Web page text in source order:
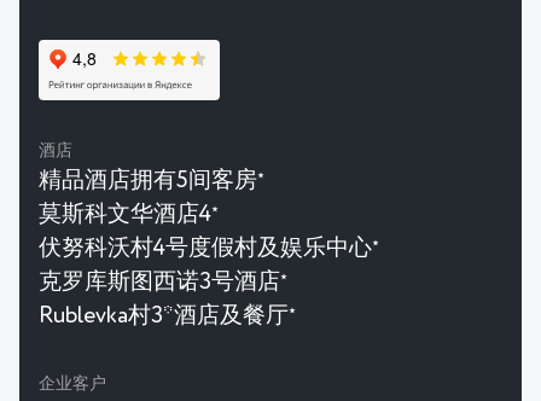
酒店
精品酒店拥有5间客房★
莫斯科文华酒店4★
伏努科沃村4号度假村及娱乐中心★
克罗库斯图西诺3号酒店 ★
Rublevka村3*酒店及餐厅★
企业客户